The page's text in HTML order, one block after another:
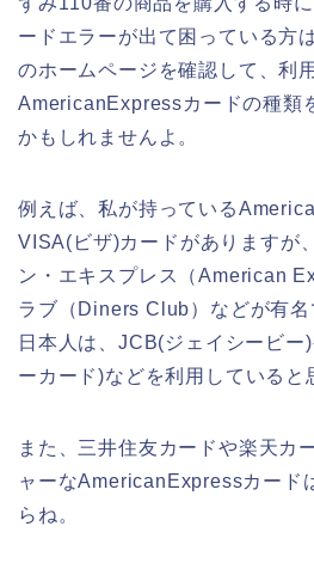
ードエラーが出て困っている方
のホームページを確認して、利
AmericanExpressカードの種類
かもしれませんよ。
例えば、私が持っている
VISA(ビザ)カードがありますが
ン・エキスプレス（American
ラブ（Diners Club）などが有
日本人は、JCB(ジェイシービー
ーカード)などを利用していると
また、三井住友カードや楽天カ
ャーなAmericanExpressカード
らね。